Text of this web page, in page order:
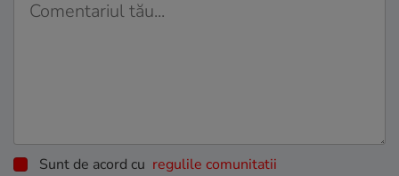
Sunt de acord cu regulile comunitatii